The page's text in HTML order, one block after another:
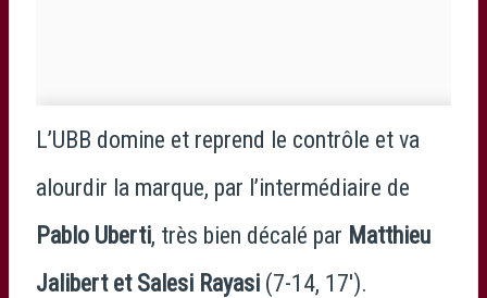
L’UBB domine et reprend le contrôle et va
alourdir la marque, par l’intermédiaire de
Pablo Uberti, très bien décalé par Matthieu
Jalibert et Salesi Rayasi (7-14, 17′).